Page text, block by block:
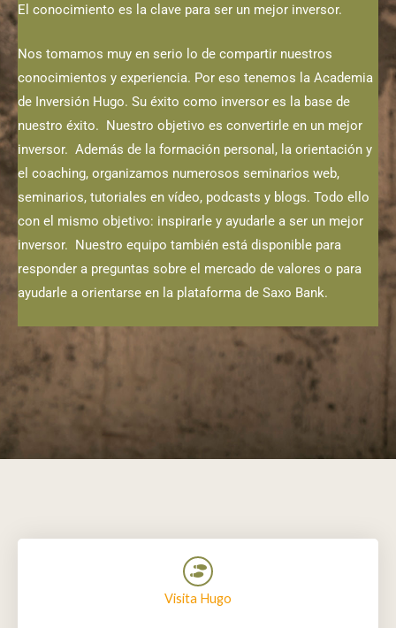
El conocimiento es la clave para ser un mejor inversor.
Nos tomamos muy en serio lo de compartir nuestros
conocimientos y experiencia. Por eso tenemos la Academia
de Inversión Hugo. Su éxito como inversor es la base de
nuestro éxito. Nuestro objetivo es convertirle en un mejor
inversor. Además de la formación personal, la orientación y
el coaching, organizamos numerosos seminarios web,
seminarios, tutoriales en vídeo, podcasts y blogs. Todo ello
con el mismo objetivo: inspirarle y ayudarle a ser un mejor
inversor. Nuestro equipo también está disponible para
responder a preguntas sobre el mercado de valores o para
ayudarle a orientarse en la plataforma de Saxo Bank.
Visita Hugo